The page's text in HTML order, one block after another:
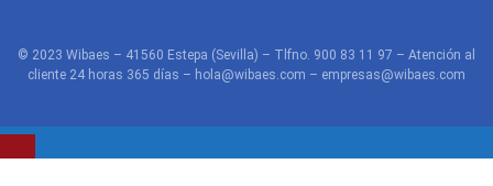
© 2023 Wibaes – 41560 Estepa (Sevilla) – Tlfno. 900 83 11 97 – Atención al
cliente 24 horas 365 días – hola@wibaes.com – empresas@wibaes.com